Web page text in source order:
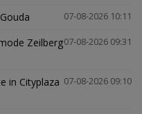
07-08-2026 10:11
07-08-2026 09:31
Zeilberg
07-08-2026 09:10
in Cityplaza